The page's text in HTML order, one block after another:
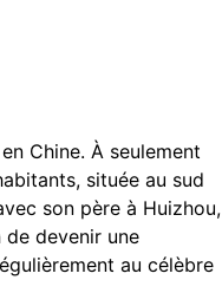
Chine. À seulement
située au sud
son père à Huizhou,
devenir une
au célèbre